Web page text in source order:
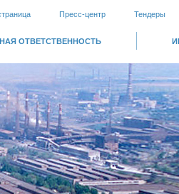
Пресс-центр Тендеры
ОТВЕТСТВЕННОСТЬ